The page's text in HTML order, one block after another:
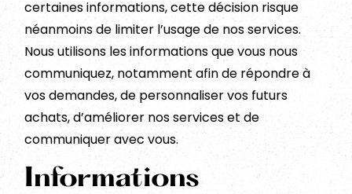
certaines informations, cette décision risque
néanmoins de limiter l’usage de nos services.
Nous utilisons les informations que vous nous
communiquez, notamment afin de répondre à
vos demandes, de personnaliser vos futurs
achats, d’améliorer nos services et de
communiquer avec vous.
Informations